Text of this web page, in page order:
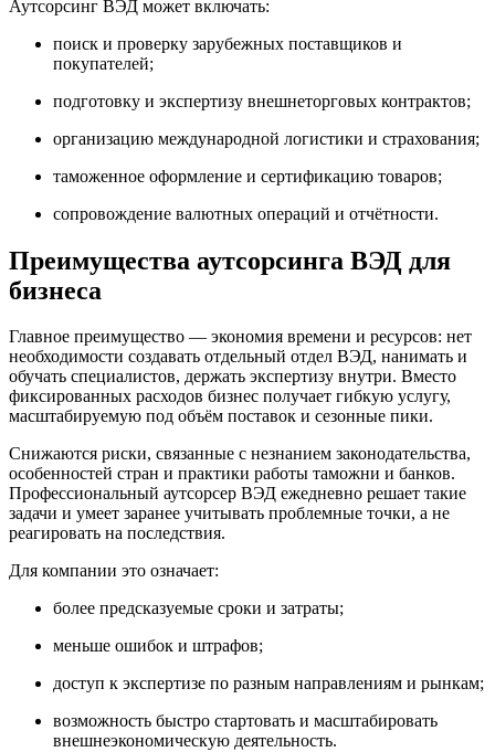
Аутсорсинг ВЭД может включать:
поиск и проверку зарубежных поставщиков и
покупателей;
подготовку и экспертизу внешнеторговых контрактов;
организацию международной логистики и страхования;
таможенное оформление и сертификацию товаров;
сопровождение валютных операций и отчётности.
Преимущества аутсорсинга ВЭД для
бизнеса
Главное преимущество — экономия времени и ресурсов: нет
необходимости создавать отдельный отдел ВЭД, нанимать и
обучать специалистов, держать экспертизу внутри. Вместо
фиксированных расходов бизнес получает гибкую услугу,
масштабируемую под объём поставок и сезонные пики.
Снижаются риски, связанные с незнанием законодательства,
особенностей стран и практики работы таможни и банков.
Профессиональный аутсорсер ВЭД ежедневно решает такие
задачи и умеет заранее учитывать проблемные точки, а не
реагировать на последствия.
Для компании это означает:
более предсказуемые сроки и затраты;
меньше ошибок и штрафов;
доступ к экспертизе по разным направлениям и рынкам;
возможность быстро стартовать и масштабировать
внешнеэкономическую деятельность.